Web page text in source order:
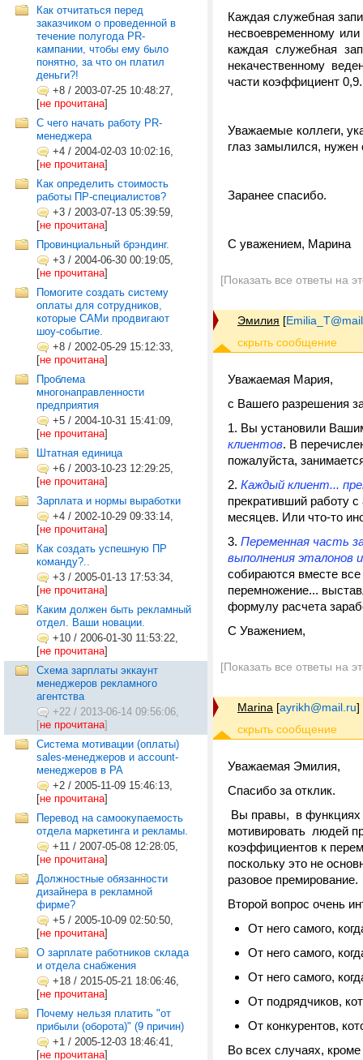
Как отчитаться перед
заказчиком о проведенной в
течение полугода PR-
кампании, чтобы ему было
понятно, за что он платил
деньги?!
+8 / 2003-07-25 10:48:27,
[не прочитана]
С чего начать работу PR-
менеджера
+4 / 2004-02-03 10:02:16,
[не прочитана]
Как определить стоимость
работы ПР-специалистов?
+3 / 2003-07-13 05:39:59,
[не прочитана]
Провинциальный брэндинг.
+3 / 2004-06-30 00:19:05,
[не прочитана]
Помогите создать систему
оплаты для сотрудников,
которые САМи продвигают
шоу-событие.
+8 / 2002-05-29 15:12:33,
[не прочитана]
Проблема
многонаправленности
предприятия
+5 / 2004-10-31 15:41:09,
[не прочитана]
Штатная единица
+6 / 2003-10-23 12:29:25,
[не прочитана]
Зарплата и нормы выработки
+4 / 2002-10-29 09:33:14,
[не прочитана]
Как создать успешную ПР
команду?..
+3 / 2005-01-13 17:53:34,
[не прочитана]
Каким должен быть рекламный
отдел. Ваши новации.
+10 / 2006-01-30 11:53:22,
[не прочитана]
Схема зарплаты эккаунт
менеджеров рекламного
агентства
+22 / 2013-06-14 09:56:06,
[не прочитана]
Система мотивации (оплаты)
sales-менеджеров и account-
менеджеров в РА
+2 / 2005-11-09 15:46:13,
[не прочитана]
Перевод на самоокупаемость
отдела маркетинга и рекламы.
+11 / 2007-05-08 12:28:05,
[не прочитана]
Должностные обязанности
дизайнера в рекламной
фирме?
+5 / 2005-10-09 02:50:50,
[не прочитана]
О зарплате работников склада
и отдела снабжения
+18 / 2015-05-21 18:06:46,
[не прочитана]
Почему нельзя платить "от
прибыли (оборота)" (9 причин)
+1 / 2005-12-03 18:46:41,
[не прочитана]
Каждая служебная
несвоевременному
каждая служебная
некачественному
части коэффициент 0,9.
Уважаемые коллеги,
глаз замылился, нужен
Заранее спасибо.
С уважением, Марина
[Показать все ответы на
Эмилия [
Уважаемая Мария,
с Вашего разрешения
Вы установили
клиентов. В
пожалуйста,
Каждый клиент...
прекративший работу с
месяцев. Или что-то
Переменная часть
выполнения эталонов
собираются вместе
перемножение...
формулу расчета
С Уважением,
[Показать все ответы на
Marina [ayrikh@mail.ru]
Уважаемая Эмилия,
Спасибо за отклик.
Вы правы, в функциях
мотивировать людей
коэффициентов к
поскольку это не
разовое премирование.
Второй вопрос очень
От него самого,
От него самого,
От него самого,
От подрядчиков,
От конкурентов,
Во всех случаях,